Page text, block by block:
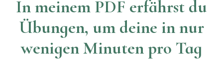
In meinem PDF erfährst du
Übungen, um deine in nur
wenigen Minuten pro Tag